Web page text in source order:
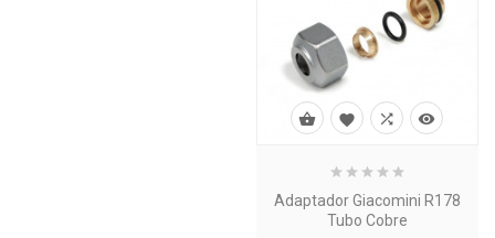
Adaptador Giacomini R178
Tubo Cobre
   